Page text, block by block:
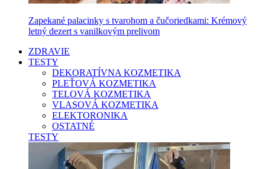
Zapekané palacinky s tvarohom a čučoriedkami: Krémový
letný dezert s vanilkovým prelivom
ZDRAVIE
TESTY
DEKORATÍVNA KOZMETIKA
PLEŤOVÁ KOZMETIKA
TELOVÁ KOZMETIKA
VLASOVÁ KOZMETIKA
ELEKTORONIKA
OSTATNÉ
TESTY